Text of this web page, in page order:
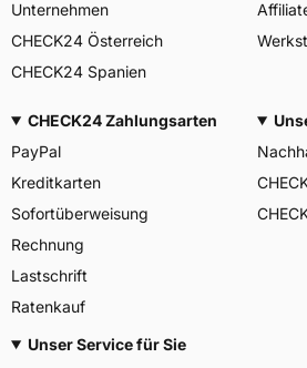
Unternehmen
CHECK24 Österreich
CHECK24 Spanien
CHECK24 Zahlungsarten
PayPal
Kreditkarten
Sofortüberweisung
Rechnung
Lastschrift
Ratenkauf
Unser Service für Sie